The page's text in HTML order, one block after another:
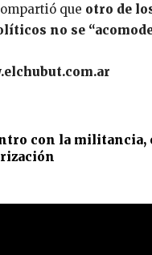
que otro de
no se
con la militancia,